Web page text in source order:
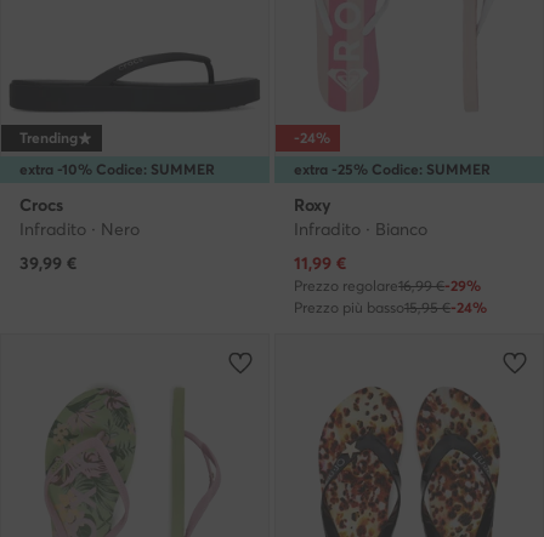
extra -10% Codice: SUMMER
Trending
Crocs
Infradito · Nero
39,99 €
extra -25% Codice: SUMMER
-24%
Roxy
Infradito · Bianco
Prezzo attuale
11,99 €
Prezzo regolare16,99 €-29%
Prezzo più basso15,95 €-24%